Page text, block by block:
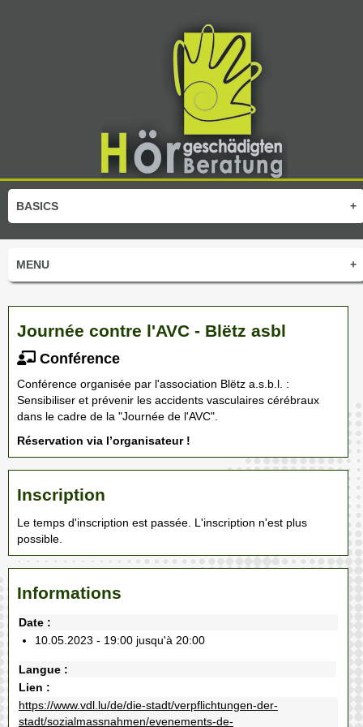
+
BASICS
+
MENU
Journée contre l'AVC - Blëtz asbl
Conférence
Conférence organisée par l'association Blëtz a.s.b.l. :
Sensibiliser et prévenir les accidents vasculaires cérébraux
dans le cadre de la "Journée de l'AVC".
Réservation via l’organisateur !
Inscription
Le temps d'inscription est passée. L'inscription n'est plus
possible.
Informations
Date :
10.05.2023 - 19:00 jusqu'à 20:00
Langue :
Lien :
https://www.vdl.lu/de/die-stadt/verpflichtungen-der-
stadt/sozialmassnahmen/evenements-de-